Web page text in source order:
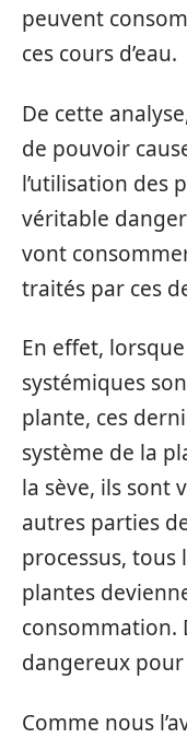
peuvent
ces cours d’eau.
De cette
de pouvoir
l’utilisation des
véritable
vont
traités par ces
En effet,
systémiques
plante, ces
système de la
la sève, ils sont
autres parties
processus, tous
plantes
consommation.
dangereux pour
Comme nous